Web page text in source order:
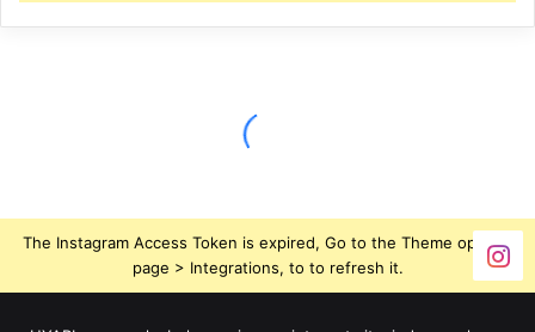
The Instagram Access Token is expired, Go to the Theme options
page > Integrations, to to refresh it.